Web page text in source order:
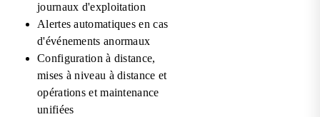
journaux d'exploitation
Alertes automatiques en cas
d'événements anormaux
Configuration à distance,
mises à niveau à distance et
opérations et maintenance
unifiées